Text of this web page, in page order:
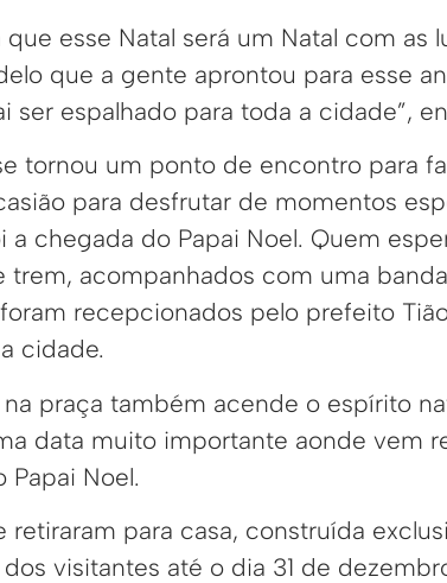
esse Natal será um Natal com as
que a gente aprontou para esse
ser espalhado para toda a cidade”,
tornou um ponto de encontro para
para desfrutar de momentos
a chegada do Papai Noel. Quem
trem, acompanhados com uma
recepcionados pelo prefeito
cidade.
praça também acende o espírito
data muito importante aonde vem
Papai Noel.
retiraram para casa, construída
visitantes até o dia 31 de